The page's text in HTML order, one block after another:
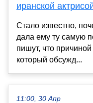
иранской
Стало известно,
дала ему ту самую
пишут, что
который обсужд...
11:00, 30 Апр